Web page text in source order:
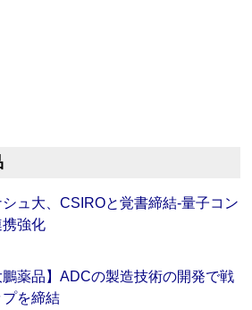
シュ大、CSIROと覚書締結‐量子コン
携強化
鵬薬品】ADCの製造技術の開発で戦
を締結